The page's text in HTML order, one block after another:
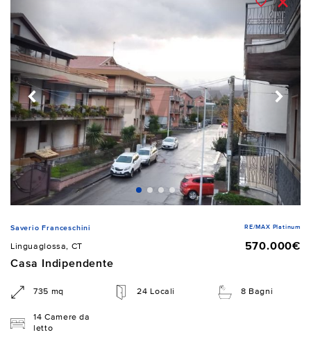
Saverio Franceschini RE/MAX Platinum
Linguaglossa, CT
570.000€
Casa Indipendente
735 mq 24 Locali 8 Bagni
14 Camere da
letto